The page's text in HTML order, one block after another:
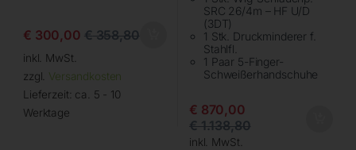
€ 300,00 €358,80
inkl. MwSt.
zzgl. Versandkosten
Lieferzeit: ca. 5 - 10
Werktage
SRC 26/4m – HF U/D
(3DT)
1 Stk. Druckminderer f.
Stahlfl.
1 Paar 5-Finger-
Schweißerhandschuhe
€ 870,00
€1.138,80
inkl. MwSt.